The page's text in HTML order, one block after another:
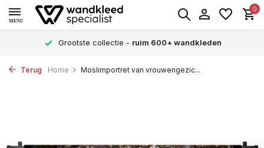
MENU
0
Grootste collectie - ruim 600+ wandkleden
Terug Home Moslimportret van vrouwengezic...